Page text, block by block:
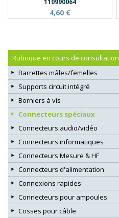
110990064
4,60 €
Rubrique en cours de consultation
Barrettes mâles/femelles
Supports circuit intégré
Borniers à vis
Connecteurs spéciaux
Connecteurs audio/vidéo
Connecteurs informatiques
Connecteurs Mesure & HF
Connecteurs d'alimentation
Connexions rapides
Connecteurs pour ampoules
Cosses pour câble